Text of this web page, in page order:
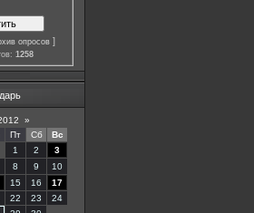
опросов ]
1258
»
Пт Сб
Вс
1
2
3
8 9
10
15 16
17
22 23
24